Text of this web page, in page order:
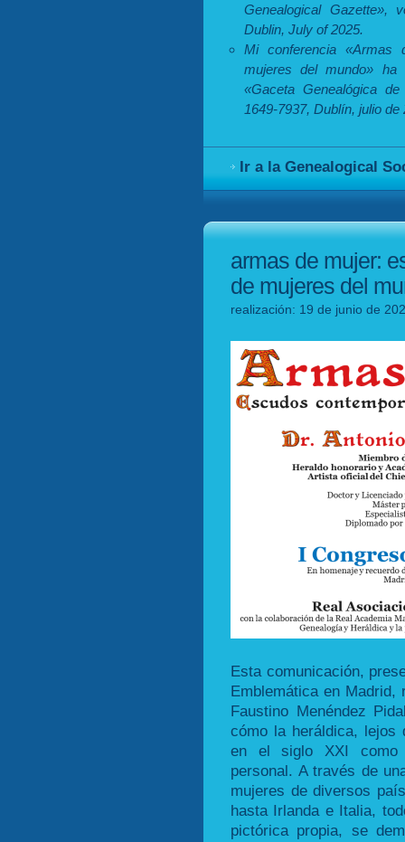
Genealogical Gazette»,
Dublin, July of 2025.
Mi conferencia «Armas
mujeres del mundo»
«Gaceta Genealógica
1649-7937, Dublín, julio de
Ir a la Genealogical
armas de mujer:
de mujeres del
realización: 19 de junio de
Esta comunicación,
Emblemática en Madrid,
Faustino Menéndez
cómo la heráldica, lejos
en el siglo XXI como
personal. A través de
mujeres de diversos
hasta Irlanda e Italia,
pictórica propia, se